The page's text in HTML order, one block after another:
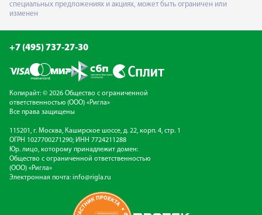
специальных предложениях и акциях, может быть ограничен или
изменен
+7 (495) 737-27-30
Копирайт: © 2026 Общество с ограниченной
ответственностью (ООО) «Ригла»
Все права защищены
115201, г. Москва, Каширское шоссе, д. 22, корп. 4, стр. 1
ОГРН 1027700271290; ИНН 7724211288
Юр. лицо, которому принадлежит домен:
Общество с ограниченной ответственностью
(ООО) «Ригла»
Электронная почта: info@rigla.ru